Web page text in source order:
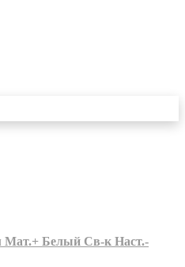
Мат.+ Белый Св-к Наст.-